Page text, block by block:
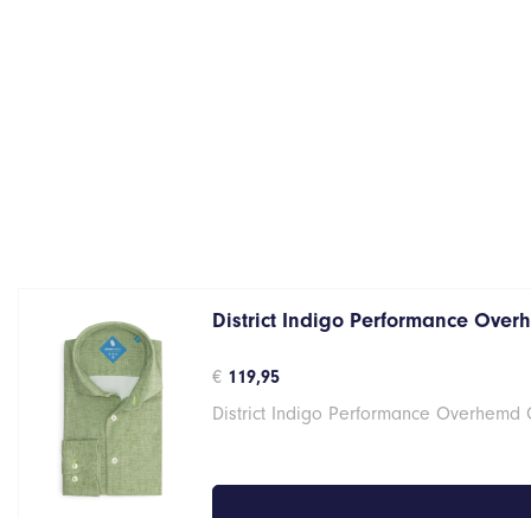
District Indigo Performance
€ 119,95
District Indigo Performance Overhemd